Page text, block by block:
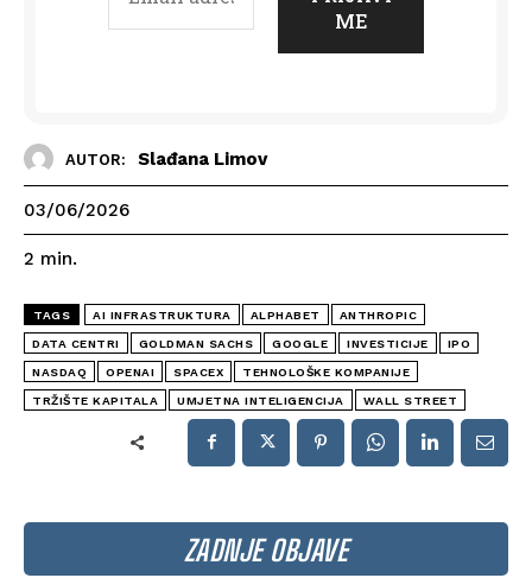
ZADNJE OBJAVE
AUTOR: Slađana Limov
03/06/2026
2 min.
TAGS AI INFRASTRUKTURA ALPHABET ANTHROPIC
DATA CENTRI GOLDMAN SACHS GOOGLE INVESTICIJE IPO
NASDAQ OPENAI SPACEX TEHNOLOŠKE KOMPANIJE
TRŽIŠTE KAPITALA UMJETNA INTELIGENCIJA WALL STREET